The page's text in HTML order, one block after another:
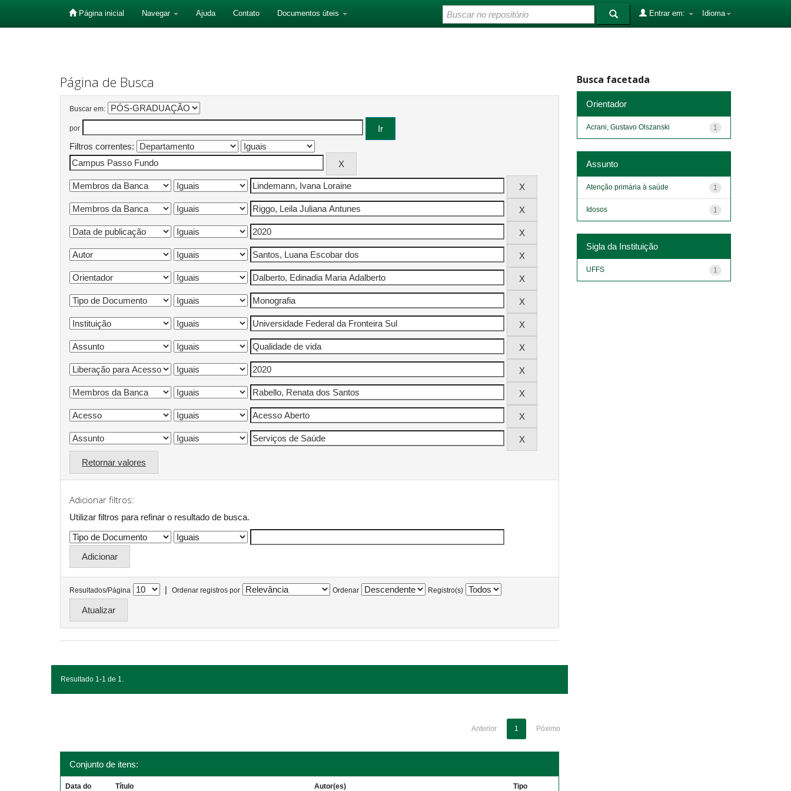
Página inicial Navegar Ajuda Contato Documentos úteis Idioma
Entrar em:
Página de Busca
Buscar em:
por
Filtros correntes:
Retornar valores
Adicionar filtros:
Utilizar filtros para refinar o resultado de busca.
Resultados/Página | Ordenar registros por Ordenar Registro(s)
Resultado 1-1 de 1.
Anterior 1 Póximo
Conjunto de itens:
Data do Título Autor(es) Tipo
Busca facetada
Orientador
1
Acrani, Gustavo Olszanski
Assunto
1
Atenção primária à saúde
1
Idosos
Sigla da Instituição
1
UFFS